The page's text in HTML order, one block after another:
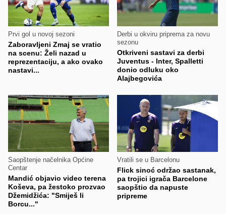
Prvi gol u novoj sezoni
Zaboravljeni Zmaj se vratio
na scenu: Želi nazad u
reprezentaciju, a ako ovako
nastavi...
Derbi u okviru priprema za novu
sezonu
Otkriveni sastavi za derbi
Juventus - Inter, Spalletti
donio odluku oko
Alajbegovića
Saopštenje načelnika Općine
Centar
Mandić objavio video terena
Koševa, pa žestoko prozvao
Džemidžića: "Smiješ li
Borcu..."
Vratili se u Barcelonu
Flick sinoć održao sastanak,
pa trojici igrača Barcelone
saopštio da napuste
pripreme